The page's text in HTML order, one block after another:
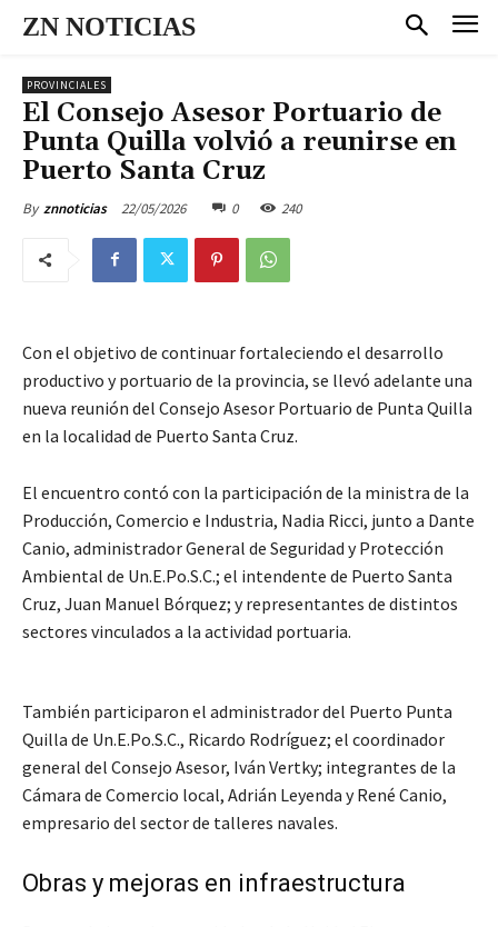
ZN NOTICIAS
PROVINCIALES
El Consejo Asesor Portuario de
Punta Quilla volvió a reunirse en
Puerto Santa Cruz
By znnoticias 22/05/2026 0 240
Con el objetivo de continuar fortaleciendo el desarrollo
productivo y portuario de la provincia, se llevó adelante una
nueva reunión del Consejo Asesor Portuario de Punta Quilla
en la localidad de Puerto Santa Cruz.
El encuentro contó con la participación de la ministra de la
Producción, Comercio e Industria, Nadia Ricci, junto a Dante
Canio, administrador General de Seguridad y Protección
Ambiental de Un.E.Po.S.C.; el intendente de Puerto Santa
Cruz, Juan Manuel Bórquez; y representantes de distintos
sectores vinculados a la actividad portuaria.
También participaron el administrador del Puerto Punta
Quilla de Un.E.Po.S.C., Ricardo Rodríguez; el coordinador
general del Consejo Asesor, Iván Vertky; integrantes de la
Cámara de Comercio local, Adrián Leyenda y René Canio,
empresario del sector de talleres navales.
Obras y mejoras en infraestructura